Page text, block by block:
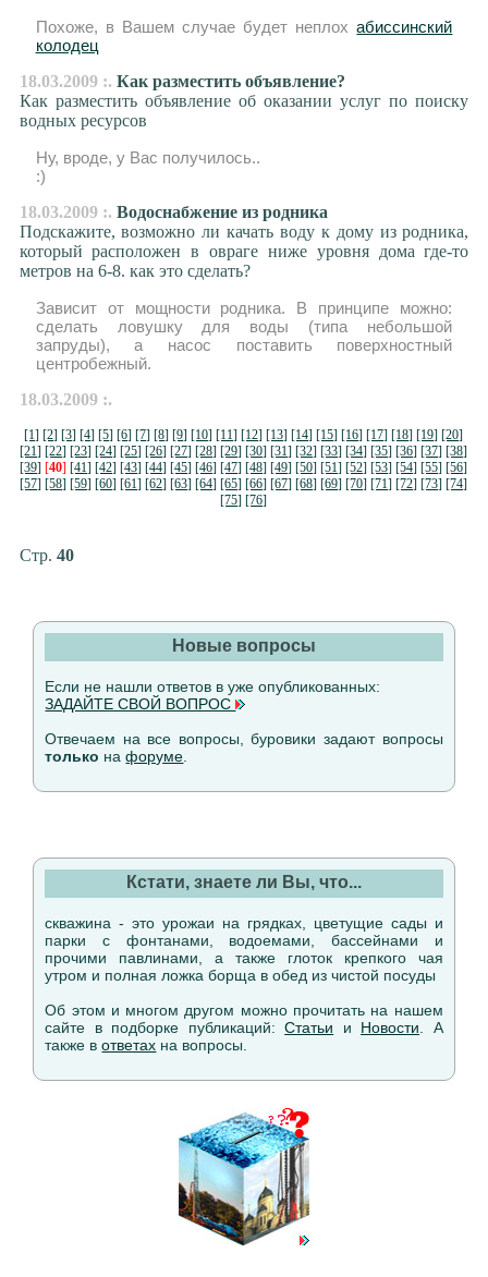
Похоже, в Вашем случае будет неплохабиссинский
колодец
18.03.2009 :. Как разместить объявление?
Как разместить объявление об оказании услуг по поиску
водных ресурсов
Ну, вроде, у Вас получилось..
:)
18.03.2009 :. Водоснабжение из родника
Подскажите, возможно ли качать воду к дому из родника,
который расположен в овраге ниже уровня дома где-то
метров на 6-8. как это сделать?
Зависит от мощности родника. В принципе можно:
сделать ловушку для воды (типа небольшой
запруды), а насос поставить поверхностный
центробежный.
18.03.2009 :.
[1] [2] [3] [4] [5] [6] [7] [8] [9] [10] [11] [12] [13] [14] [15] [16] [17] [18] [19] [20]
[21] [22] [23] [24] [25] [26] [27] [28] [29] [30] [31] [32] [33] [34] [35] [36] [37] [38]
[39] [40] [41] [42] [43] [44] [45] [46] [47] [48] [49] [50] [51] [52] [53] [54] [55] [56]
[57] [58] [59] [60] [61] [62] [63] [64] [65] [66] [67] [68] [69] [70] [71] [72] [73] [74]
[75] [76]
Стр. 40
Новые вопросы
Если не нашли ответов в уже опубликованных:
ЗАДАЙТЕ СВОЙ ВОПРОС
Отвечаем на все вопросы, буровики задают вопросы
только нафоруме
Кстати, знаете ли Вы, что...
скважина - это урожаи на грядках, цветущие сады и
парки с фонтанами, водоемами, бассейнами и
прочими павлинами, а также глоток крепкого чая
утром и полная ложка борща в обед из чистой посуды
Об этом и многом другом можно прочитать на нашем
сайте в подборке публикаций:Статьи и Новости . А
также вответах на вопросы.